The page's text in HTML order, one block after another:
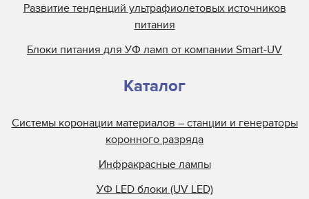
Развитие тенденций ультрафиолетовых источников
питания
Блоки питания для УФ ламп от компании Smart-UV
Каталог
Системы коронации материалов – станции и генераторы
коронного разряда
Инфракрасные лампы
УФ LED блоки (UV LED)